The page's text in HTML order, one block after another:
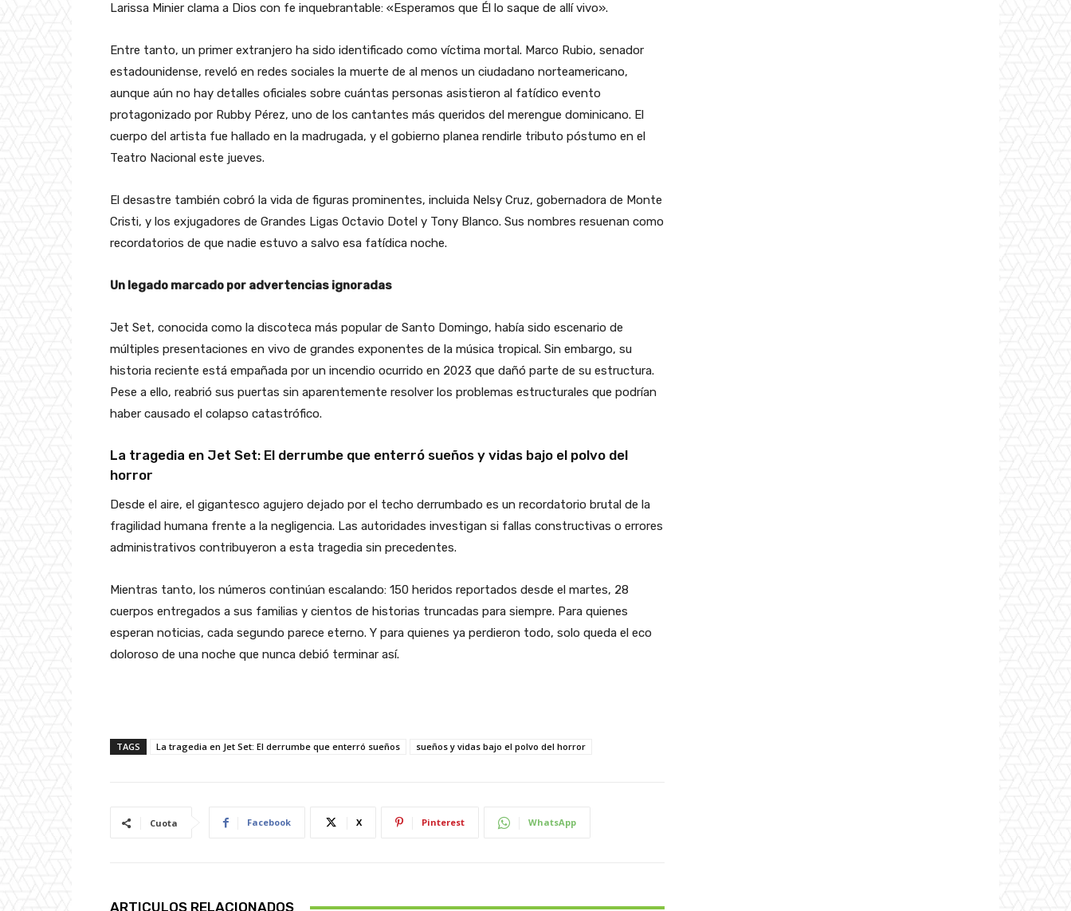
Larissa Minier clama a Dios con fe inquebrantable: «Esperamos que Él lo saque de allí vivo».
Entre tanto, un primer extranjero ha sido identificado como víctima mortal. Marco Rubio, senador
estadounidense, reveló en redes sociales la muerte de al menos un ciudadano norteamericano,
aunque aún no hay detalles oficiales sobre cuántas personas asistieron al fatídico evento
protagonizado por Rubby Pérez, uno de los cantantes más queridos del merengue dominicano. El
cuerpo del artista fue hallado en la madrugada, y el gobierno planea rendirle tributo póstumo en el
Teatro Nacional este jueves.
El desastre también cobró la vida de figuras prominentes, incluida Nelsy Cruz, gobernadora de Monte
Cristi, y los exjugadores de Grandes Ligas Octavio Dotel y Tony Blanco. Sus nombres resuenan como
recordatorios de que nadie estuvo a salvo esa fatídica noche.
Un legado marcado por advertencias ignoradas
Jet Set, conocida como la discoteca más popular de Santo Domingo, había sido escenario de
múltiples presentaciones en vivo de grandes exponentes de la música tropical. Sin embargo, su
historia reciente está empañada por un incendio ocurrido en 2023 que dañó parte de su estructura.
Pese a ello, reabrió sus puertas sin aparentemente resolver los problemas estructurales que podrían
haber causado el colapso catastrófico.
La tragedia en Jet Set: El derrumbe que enterró sueños y vidas bajo el polvo del
horror
Desde el aire, el gigantesco agujero dejado por el techo derrumbado es un recordatorio brutal de la
fragilidad humana frente a la negligencia. Las autoridades investigan si fallas constructivas o errores
administrativos contribuyeron a esta tragedia sin precedentes.
Mientras tanto, los números continúan escalando: 150 heridos reportados desde el martes, 28
cuerpos entregados a sus familias y cientos de historias truncadas para siempre. Para quienes
esperan noticias, cada segundo parece eterno. Y para quienes ya perdieron todo, solo queda el eco
doloroso de una noche que nunca debió terminar así.
TAGS La tragedia en Jet Set: El derrumbe que enterró sueños sueños y vidas bajo el polvo del horror
Cuota Facebook X Pinterest WhatsApp
ARTICULOS RELACIONADOS